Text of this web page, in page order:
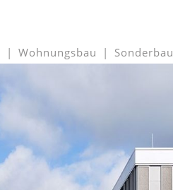
Sonderbau
Wohnungsbau